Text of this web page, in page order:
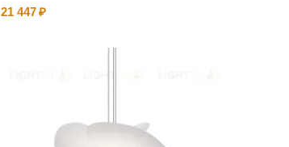
21 447